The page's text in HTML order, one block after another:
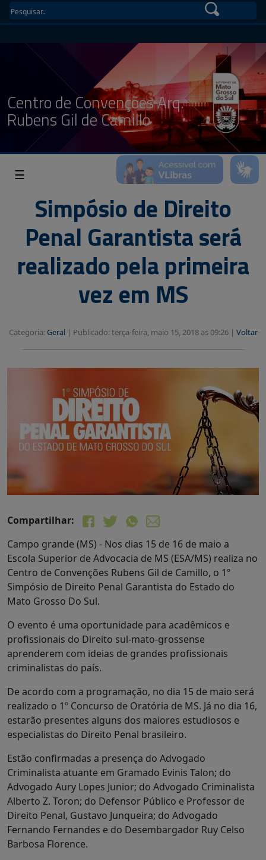
Centro de Convenções Arq.
Rubens Gil de Camillo
☰
Simpósio de Direito
Penal Garantista será
realizado pela primeira
vez em MS
Categoria: Geral| Publicado: terça-feira, maio 15, 2018 as 09:26 | Voltar
Compartilhar:
Campo grande (MS) - Nos dias 15 de 16 de maio a
Escola Superior de Advocacia de MS (ESA/MS) realiza no
Centro de Convenções Rubens Gil de Camillo, o 1º
Simpósio de Direito Penal Garantista do Estado do
Mato Grosso Do Sul.
O evento é uma oportunidade para acadêmicos e
profissionais do Direito sul-mato-grossense
aprenderem com ideias de grandes profissionais
criminalistas do país.
De acordo com a programação, no dia 15 de maio será
realizado o 1º Concurso de Oratória de MS. Já no dia 16,
estarão presentes alguns dos maiores estudiosos e
especialistas do Direito Penal brasileiro.
Estão confirmadas a presença do Advogado
Criminalista atuante em Gramado Evinis Talon; do
Advogado Aury Lopes Junior; do Advogado Criminalista
Alberto Z. Toron; do Defensor Público e Professor de
Direito Penal, Gustavo Junqueira; do Advogado
Fernando Fernandes e do Desembargador Ruy Celso
Barbosa Florence.